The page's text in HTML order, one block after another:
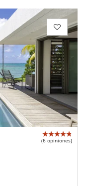
(6 opiniones)